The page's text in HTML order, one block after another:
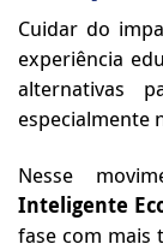
Cuidar do
experiência
alternativas
especialmente
Nesse
Inteligente
fase com mais